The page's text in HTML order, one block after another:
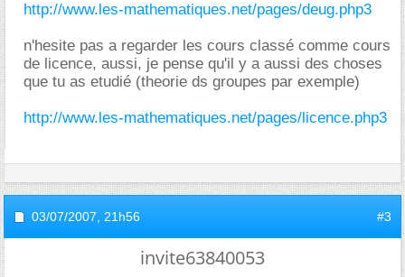
http://www.les-mathematiques.net/pages/deug.php3
n'hesite pas a regarder les cours classé comme cours
de licence, aussi, je pense qu'il y a aussi des choses
que tu as etudié (theorie ds groupes par exemple)
http://www.les-mathematiques.net/pages/licence.php3
03/07/2007, 21h56 #3
invite63840053